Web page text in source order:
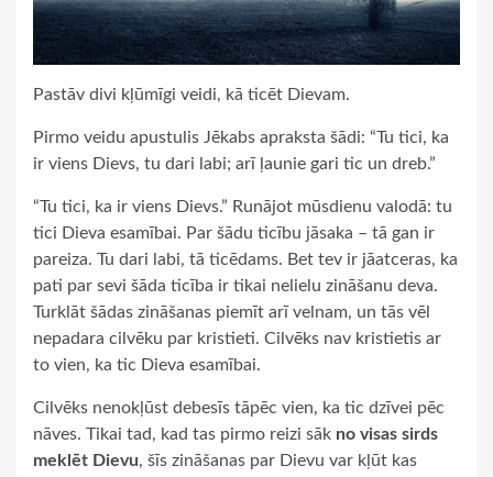
Pastāv divi kļūmīgi veidi, kā ticēt Dievam.
Pirmo veidu apustulis Jēkabs apraksta šādi: “Tu tici, ka
ir viens Dievs, tu dari labi; arī ļaunie gari tic un dreb.”
“Tu tici, ka ir viens Dievs.” Runājot mūsdienu valodā: tu
tici Dieva esamībai. Par šādu ticību jāsaka – tā gan ir
pareiza. Tu dari labi, tā ticēdams. Bet tev ir jāatceras, ka
pati par sevi šāda ticība ir tikai nelielu zināšanu deva.
Turklāt šādas zināšanas piemīt arī velnam, un tās vēl
nepadara cilvēku par kristieti. Cilvēks nav kristietis ar
to vien, ka tic Dieva esamībai.
Cilvēks nenokļūst debesīs tāpēc vien, ka tic dzīvei pēc
nāves. Tikai tad, kad tas pirmo reizi sāk no visas sirds
meklēt Dievu, šīs zināšanas par Dievu var kļūt kas